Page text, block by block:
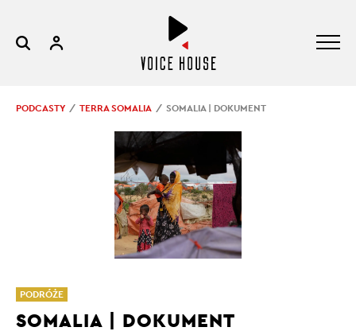
PODCASTY TERRA SOMALIA SOMALIA | DOKUMENT
SOMALIA | DOKUMENT
PODRÓŻE